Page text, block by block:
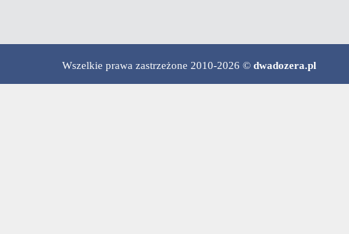
Wszelkie prawa zastrzeżone 2010-2026 © dwadozera.pl